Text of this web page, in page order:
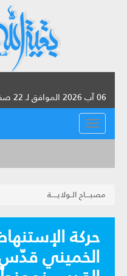
06 آب 2026 الموافق لـ 22 صفر 1448
القائمة
مصبــــاح الــولايـــــة
حركة
الخميني